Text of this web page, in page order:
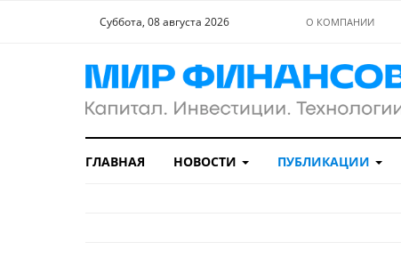
Суббота, 08 августа 2026 О КОМПАНИИ
ГЛАВНАЯ НОВОСТИ ПУБЛИКАЦИИ